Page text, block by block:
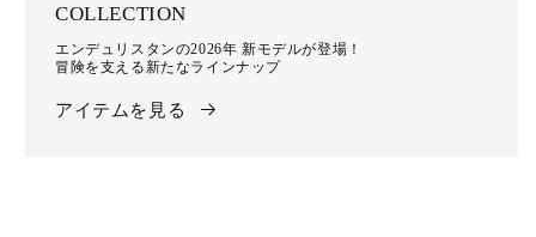
COLLECTION
エンデュリスタンの2026年 新モデルが登場！
冒険を支える新たなラインナップ
アイテムを見る